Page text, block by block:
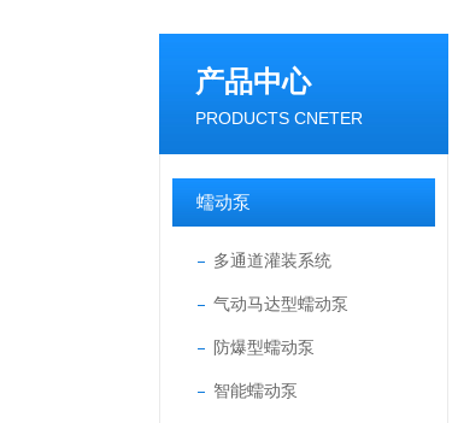
产品中心
PRODUCTS CNETER
蠕动泵
多通道灌装系统
气动马达型蠕动泵
防爆型蠕动泵
智能蠕动泵